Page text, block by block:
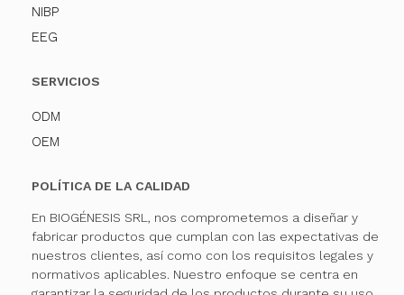
NIBP
EEG
SERVICIOS
ODM
OEM
POLÍTICA DE LA CALIDAD
En BIOGÉNESIS SRL, nos comprometemos a diseñar y
fabricar productos que cumplan con las expectativas de
nuestros clientes, así como con los requisitos legales y
normativos aplicables. Nuestro enfoque se centra en